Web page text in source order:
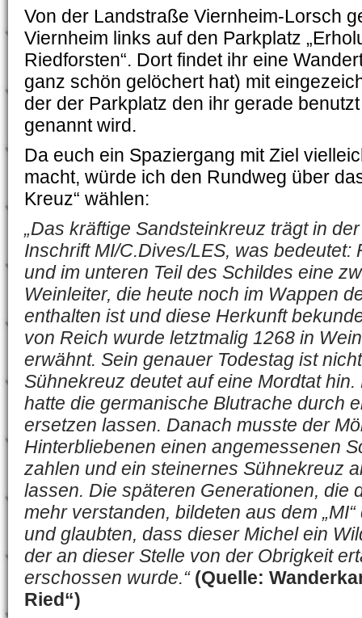
Von der Landstraße Viernheim-Lorsch
Viernheim links auf den Parkplatz
Riedforsten“. Dort findet ihr eine
ganz schön gelöchert hat) mit
der der Parkplatz den ihr gerade
genannt wird.
Da euch ein Spaziergang mit Ziel
macht, würde ich den Rundweg über
Kreuz“ wählen:
„Das kräftige Sandsteinkreuz trägt in
Inschrift MI/C.Dives/LES, was bedeutet:
und im unteren Teil des Schildes eine
Weinleiter, die heute noch im Wappen
enthalten ist und diese Herkunft
von Reich wurde letztmalig 1268 in
erwähnt. Sein genauer Todestag ist
Sühnekreuz deutet auf eine Mordtat
hatte die germanische Blutrache durch
ersetzen lassen. Danach musste der
Hinterbliebenen einen angemessenen
zahlen und ein steinernes Sühnekreuz
lassen. Die späteren Generationen, die
mehr verstanden, bildeten aus dem
und glaubten, dass dieser Michel ein
der an dieser Stelle von der Obrigkeit
erschossen wurde.“(Quelle:
Ried“)